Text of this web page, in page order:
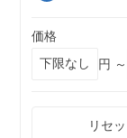
価格
円 ～
リセ